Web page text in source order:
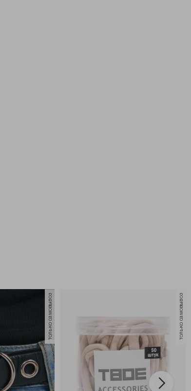
только самовывоз только самовывоз